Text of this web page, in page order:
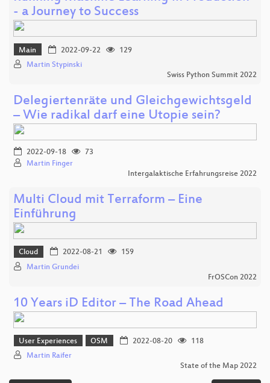
- a Journey to Success
Main 2022-09-22
129
Martin Stypinski
Swiss Python Summit 2022
Delegiertenräte und Gleichgewichtsgeld
– Wie radikal darf eine Utopie sein?
2022-09-18
73
Martin Finger
Intergalaktische Erfahrungsreise 2022
Multi Cloud mit Terraform – Eine
Einführung
Cloud 2022-08-21
159
Martin Grundei
FrOSCon 2022
10 Years iD Editor – The Road Ahead
User Experiences OSM 2022-08-20
118
Martin Raifer
State of the Map 2022